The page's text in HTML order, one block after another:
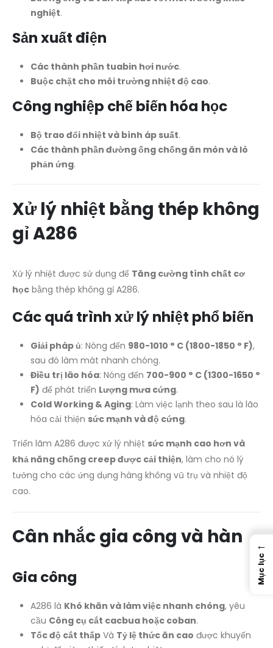
nghiệt.
Sản xuất điện
Các thành phần tuabin hơi nước.
Buộc chặt cho môi trường nhiệt độ cao.
Công nghiệp chế biến hóa học
Bộ trao đổi nhiệt và bình áp suất.
Các thành phần đường ống chống ăn mòn và lò
phản ứng.
Xử lý nhiệt bằng thép không
gỉ A286
Xử lý nhiệt được sử dụng để Tăng cường tính chất cơ
học bằng thép không gỉ A286.
Các quá trình xử lý nhiệt phổ biến
Giải pháp ủ: Nóng đến 980-1010 ° C (1800-1850 ° F),
sau đó làm mát nhanh chóng.
Điều trị lão hóa: Nóng đến 700-900 ° C (1300-1650 °
F) để phát triển Lượng mưa cứng.
Cold Working & Aging: Làm việc lạnh theo sau là lão
hóa cải thiện sức mạnh và độ cứng.
Triển lãm A286 được xử lý nhiệt sức mạnh cao hơn và
khả năng chống creep được cải thiện, làm cho nó lý
tưởng cho các ứng dụng hàng không vũ trụ và nhiệt độ
cao.
Cân nhắc gia công và hàn
Gia công
A286 là Khó khăn và làm việc nhanh chóng, yêu
cầu Công cụ cắt cacbua hoặc coban.
Tốc độ cắt thấpVà Tỷ lệ thức ăn cao được khuyến
←
Mục lục